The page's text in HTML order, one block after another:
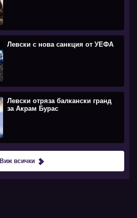
Левски с нова санкция от УЕФА
Левски отряза балкански гранд
за Акрам Бурас
Виж всички